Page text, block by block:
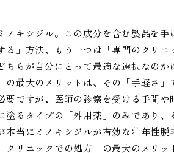
ノキシジル。この成分を含む製品を
る」方法、もう一つは「専門のクリ
ちらが自分にとって最適な選択なの
の最大のメリットは、その「手軽さ
要ですが、医師の診察を受ける手間
塗るタイプの「外用薬」のみであり
本当にミノキシジルが有効な壮年性
クリニックでの処方」の最大のメリ